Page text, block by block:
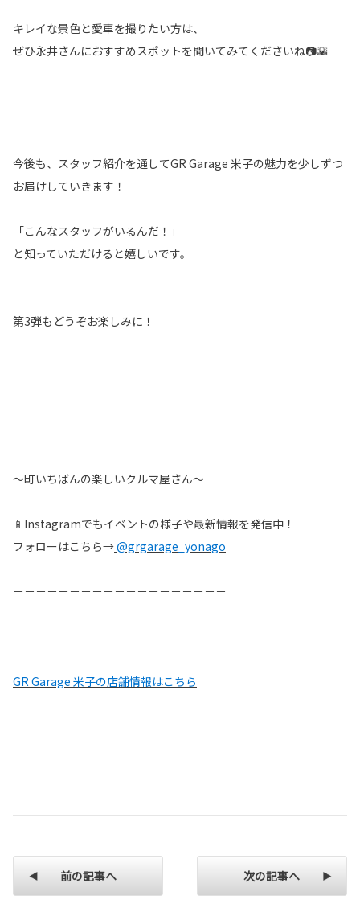
キレイな景色と愛車を撮りたい方は、
ぜひ永井さんにおすすめスポットを聞いてみてくださいね📷🌇
今後も、スタッフ紹介を通してGR Garage 米子の魅力を少しずつ
お届けしていきます！
「こんなスタッフがいるんだ！」
と知っていただけると嬉しいです。
第3弾もどうぞお楽しみに！
－－－－－－－－－－－－－－－－－－
～町いちばんの楽しいクルマ屋さん～
📱Instagramでもイベントの様子や最新情報を発信中！
フォローはこちら→@grgarage_yonago
－－－－－－－－－－－－－－－－－－－
GR Garage 米子の店舗情報はこちら
前の記事へ 次の記事へ